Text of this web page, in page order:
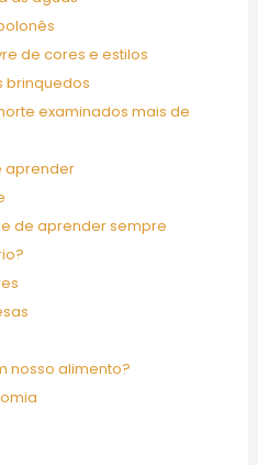
de cores e estilos
brinquedos
examinados mais de
aprender
de aprender sempre
nosso alimento?